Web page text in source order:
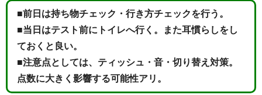
■前日は持ち物チェック・行き方チェックを行う。
■当日はテスト前にトイレへ行く。また耳慣らしをし
ておくと良い。
■注意点としては、ティッシュ・音・切り替え対策。
点数に大きく影響する可能性アリ。